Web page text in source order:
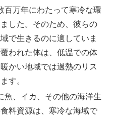
百万年にわたって寒冷な環
した。そのため、彼らの
で生きるのに適していま
われた体は、低温での体
かい地域では過熱のリス
す。
魚、イカ、その他の海洋生
料資源は、寒冷な海域で